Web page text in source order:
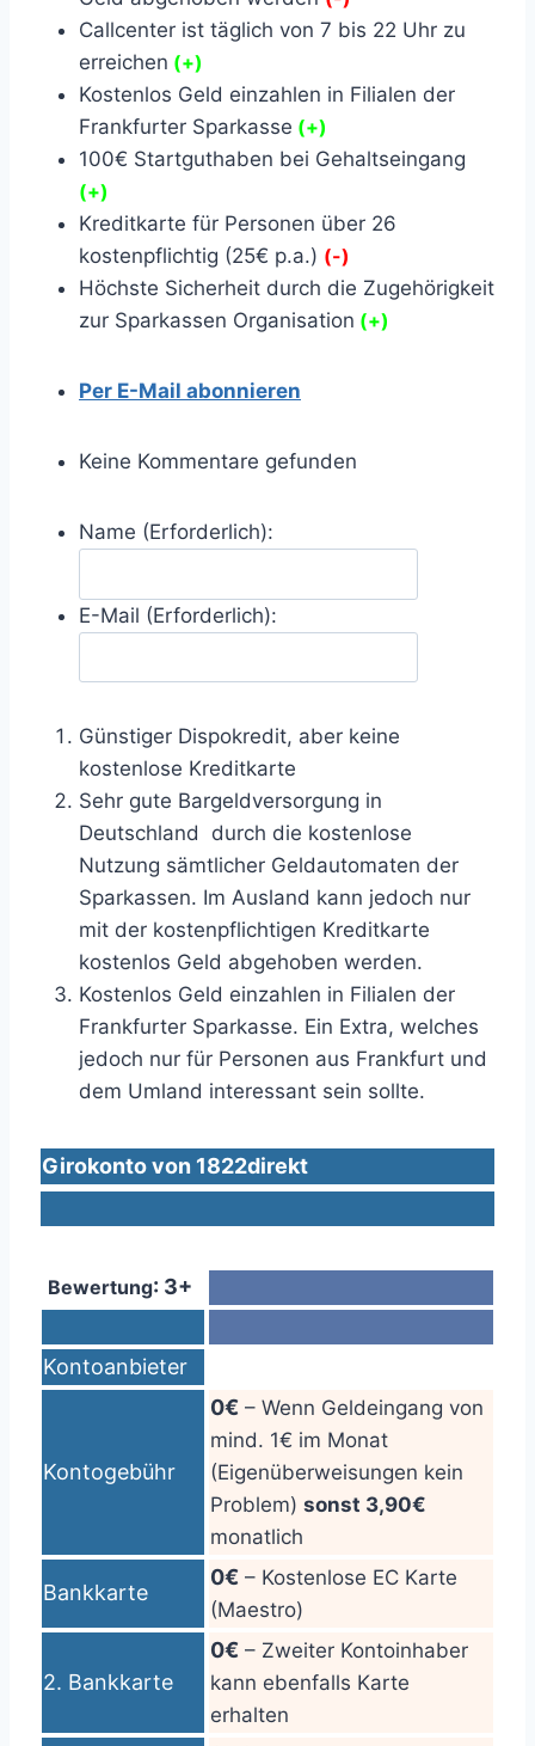
Callcenter ist täglich von 7 bis 22 Uhr zu
erreichen (+)
Kostenlos Geld einzahlen in Filialen der
Frankfurter Sparkasse (+)
100€ Startguthaben bei Gehaltseingang
(+)
Kreditkarte für Personen über 26
kostenpflichtig (25€ p.a.) (-)
Höchste Sicherheit durch die Zugehörigkeit
zur Sparkassen Organisation (+)
Per E-Mail abonnieren
Keine Kommentare gefunden
Name (Erforderlich):
E-Mail (Erforderlich):
Günstiger Dispokredit, aber keine
kostenlose Kreditkarte
Sehr gute Bargeldversorgung in
Deutschland durch die kostenlose
Nutzung sämtlicher Geldautomaten der
Sparkassen. Im Ausland kann jedoch nur
mit der kostenpflichtigen Kreditkarte
kostenlos Geld abgehoben werden.
Kostenlos Geld einzahlen in Filialen der
Frankfurter Sparkasse. Ein Extra, welches
jedoch nur für Personen aus Frankfurt und
dem Umland interessant sein sollte.
Girokonto von 1822direkt
Bewertung: 3+
Kontoanbieter
Kontogebühr
0€ – Wenn Geldeingang von
mind. 1€ im Monat
(Eigenüberweisungen kein
Problem) sonst 3,90€
monatlich
Bankkarte
0€ – Kostenlose EC Karte
(Maestro)
2. Bankkarte
0€ – Zweiter Kontoinhaber
kann ebenfalls Karte
erhalten